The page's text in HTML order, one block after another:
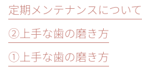
定期メンテナンスについて
②上手な歯の磨き方
①上手な歯の磨き方